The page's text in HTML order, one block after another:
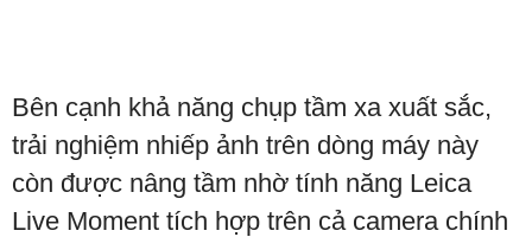
Bên cạnh khả năng chụp tầm xa xuất sắc,
trải nghiệm nhiếp ảnh trên dòng máy này
còn được nâng tầm nhờ tính năng Leica
Live Moment tích hợp trên cả camera chính